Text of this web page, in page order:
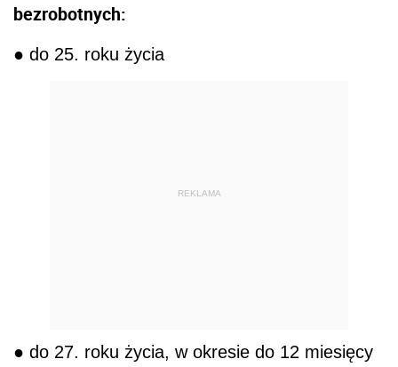
bezrobotnych:
● do 25. roku życia
REKLAMA
● do 27. roku życia, w okresie do 12 miesięcy